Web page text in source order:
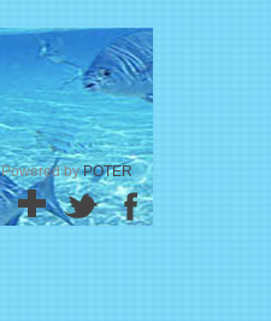
Powered byPOTER